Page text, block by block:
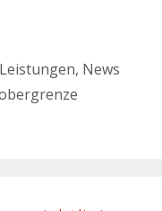
Leistungen, News